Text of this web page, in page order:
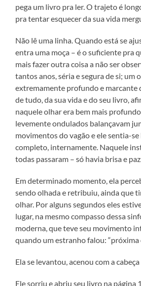
pega um livro pra ler. O trajeto é
pra tentar esquecer da sua vida
Não lê uma linha. Quando está se
entra uma moça – é o suficiente pra
mais fazer outra coisa a não ser
tantos anos, séria e segura de si; um
extremamente profundo e marcante
de tudo, da sua vida e do seu livro,
naquele olhar era bem mais
levemente ondulados balançavam
movimentos do vagão e ele sentia-
completo, internamente. Naquele
todas passaram – só havia brisa e paz.
Em determinado momento, ela
sendo olhada e retribuiu, ainda que
olhar. Por alguns segundos eles
lugar, na mesmo compasso dessa
moderna, que teve seu movimento
quando um estranho falou: “próxima
Ela se levantou, acenou com a cabeça
Ele sorriu e abriu seu livro na página 1.